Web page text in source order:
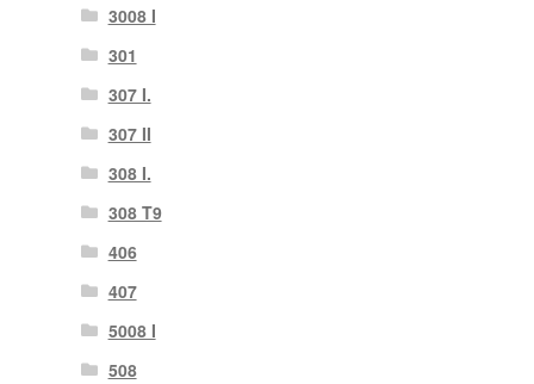
3008 I
301
307 I.
307 II
308 I.
308 T9
406
407
5008 I
508